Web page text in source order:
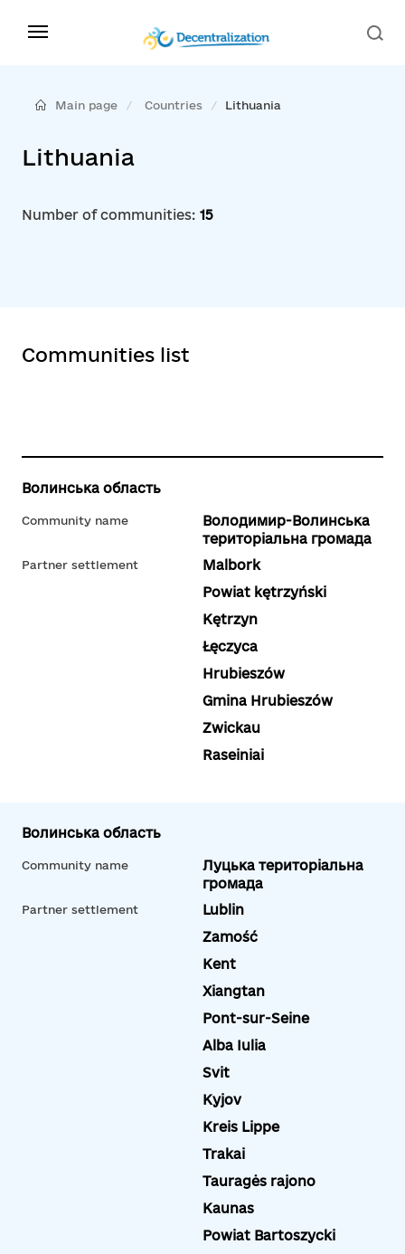
Main page Countries Lithuania
Lithuania
Number of communities: 15
Communities list
Волинська область
Community name
Володимир-Волинська
територіальна громада
Partner settlement
Malbork
Powiat kętrzyński
Kętrzyn
Łęczyca
Hrubieszów
Gmina Hrubieszów
Zwickau
Raseiniai
Волинська область
Community name
Луцька територіальна
громада
Partner settlement
Lublin
Zamość
Kent
Xiangtan
Pont-sur-Seine
Alba Iulia
Svit
Kyjov
Kreis Lippe
Trakai
Tauragės rajono
Kaunas
Powiat Bartoszycki